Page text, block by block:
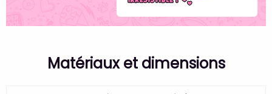
Matériaux et dimensions